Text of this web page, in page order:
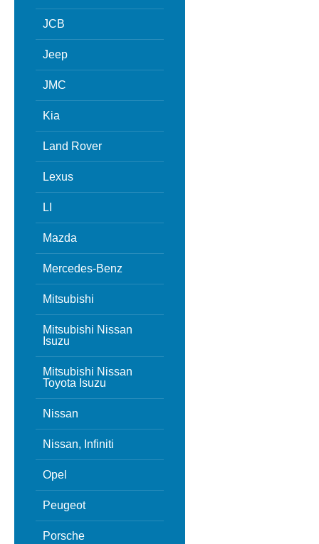
JCB
Jeep
JMC
Kia
Land Rover
Lexus
LI
Mazda
Mercedes-Benz
Mitsubishi
Mitsubishi Nissan
Isuzu
Mitsubishi Nissan
Toyota Isuzu
Nissan
Nissan, Infiniti
Opel
Peugeot
Porsche